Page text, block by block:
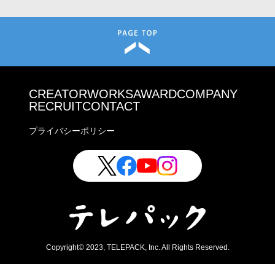
CREATORWORKSAWARDCOMPANY
RECRUITCONTACT
プライバシーポリシー
Copyright© 2023, TELEPACK, Inc. All Rights Reserved.